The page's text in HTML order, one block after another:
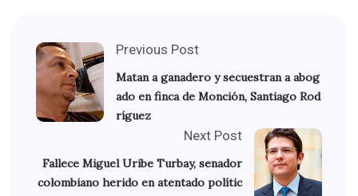
Previous Post
Matan a ganadero y secuestran a abog
ado en finca de Monción, Santiago Rod
ríguez
Next Post
Fallece Miguel Uribe Turbay, senador
colombiano herido en atentado polític